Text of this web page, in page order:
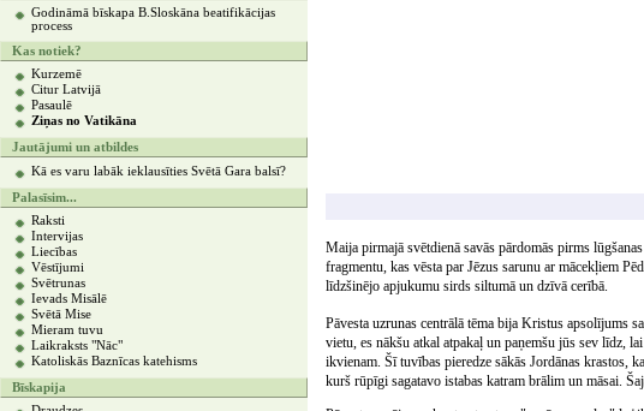
Godināmā bīskapa B.Sloskāna beatifikācijas
process
Kas notiek?
Kurzemē
Citur Latvijā
Pasaulē
Ziņas no Vatikāna
Jautājumi un atbildes
Kā es varu labāk ieklausīties Svētā Gara balsī?
Palasīsim...
Raksti
Intervijas
Liecības
Vēstījumi
Svētrunas
Ievads Misālē
Svētā Mise
Mieram tuvu
Laikraksts "Nāc"
Katoliskās Baznīcas katehisms
Bīskapija
Maija pirmajā svētdienā savās pārdomās pirms
fragmentu, kas vēsta par Jēzus sarunu ar mācekļiem
līdzšinējo apjukumu sirds siltumā un dzīvā cerībā.
Pāvesta uzrunas centrālā tēma bija Kristus apsolījums
vietu, es nākšu atkal atpakaļ un paņemšu jūs sev līdz,
ikvienam. Šī tuvības pieredze sākās Jordānas krastos,
kurš rūpīgi sagatavo istabas katram brālim un māsai.